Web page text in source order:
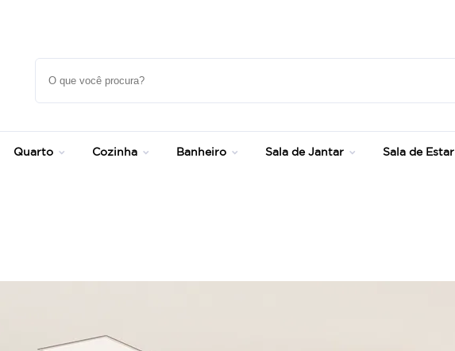
Quarto Cozinha Banheiro Sala de Jantar Sala de Estar